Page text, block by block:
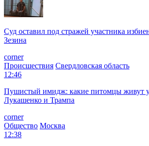
Суд оставил под стражей участника
Зезина
corner
Происшествия Свердловская область
12:46
Пушистый имидж: какие питомцы живут
Лукашенко и Трампа
corner
Общество Москва
12:38